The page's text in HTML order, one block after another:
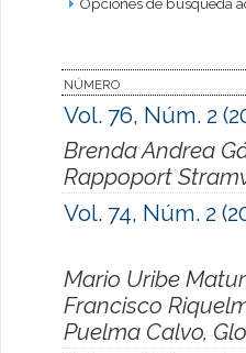
NÚMERO
Vol. 76, Núm. 2
Brenda Andrea
Rappoport
Vol. 74, Núm. 2
Mario Uribe
Francisco
Puelma Calvo,